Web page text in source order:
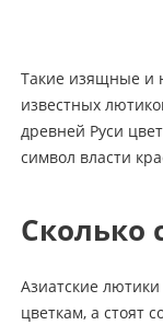
Такие изящные и
известных
древней Руси
символ власти
Сколько
Азиатские
цветкам, а стоят